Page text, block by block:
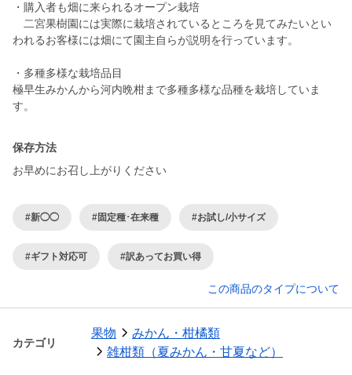
・購入者も畑に来られるオープン栽培
二宮果樹園には実際に栽培されているところを見てみたいとい
われるお客様には畑にて園主自らが説明を行っています。
・多種多様な栽培品目
極早生みかんから河内晩柑まで多種多様な品種を栽培していま
保存方法
お早めにお召し上がりください
#新◯◯ #固定種･在来種 #お試し/小サイズ
#ギフト対応可 #訳あってお買い得
この商品のタイプについて
カテゴリ
果物
みかん・柑橘類
雑柑類（夏みかん・甘夏など）